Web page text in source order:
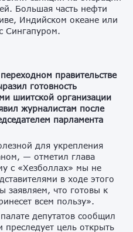
Большая часть нефти
Индийском океане или
Сингапуром.
правительстве
готовность
шиитской организации
журналистам после
парламента
для укрепления
— отметил глава
с «Хезболлах» мы не
в ходе этого
заявляем, что готовы к
всем пользу».
депутатов сообщил
цель открыть